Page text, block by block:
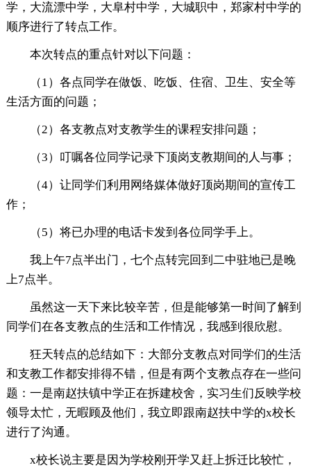
学，大流漂中学，大阜村中学，大城职中，郑家村中学的
顺序进行了转点工作。
本次转点的重点针对以下问题：
（1）各点同学在做饭、吃饭、住宿、卫生、安全等
生活方面的问题；
（2）各支教点对支教学生的课程安排问题；
（3）叮嘱各位同学记录下顶岗支教期间的人与事；
（4）让同学们利用网络媒体做好顶岗期间的宣传工
作；
（5）将已办理的电话卡发到各位同学手上。
我上午7点半出门，七个点转完回到二中驻地已是晚
上7点半。
虽然这一天下来比较辛苦，但是能够第一时间了解到
同学们在各支教点的生活和工作情况，我感到很欣慰。
狂天转点的总结如下：大部分支教点对同学们的生活
和支教工作都安排得不错，但是有两个支教点存在一些问
题：一是南赵扶镇中学正在拆建校舍，实习生们反映学校
领导太忙，无暇顾及他们，我立即跟南赵扶中学的x校长
进行了沟通。
x校长说主要是因为学校刚开学又赶上拆迁比较忙，